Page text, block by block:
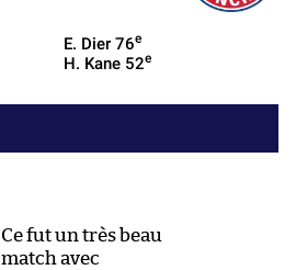
E. Dier 76e
H. Kane 52e
Ce fut un très beau
match avec